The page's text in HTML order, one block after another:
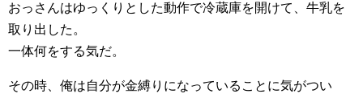
おっさんはゆっくりとした動作で冷蔵庫を開けて、牛乳を
取り出した。
一体何をする気だ。
その時、俺は自分が金縛りになっていることに気がつい